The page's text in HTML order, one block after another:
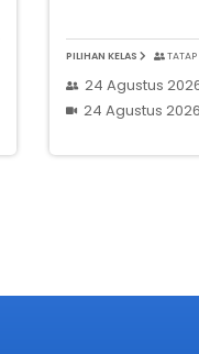
PILIHAN KELAS
24 Agustus
24 Agustus 2026